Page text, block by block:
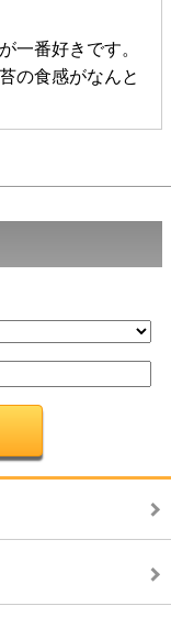
一番好きです。
の食感がなんと